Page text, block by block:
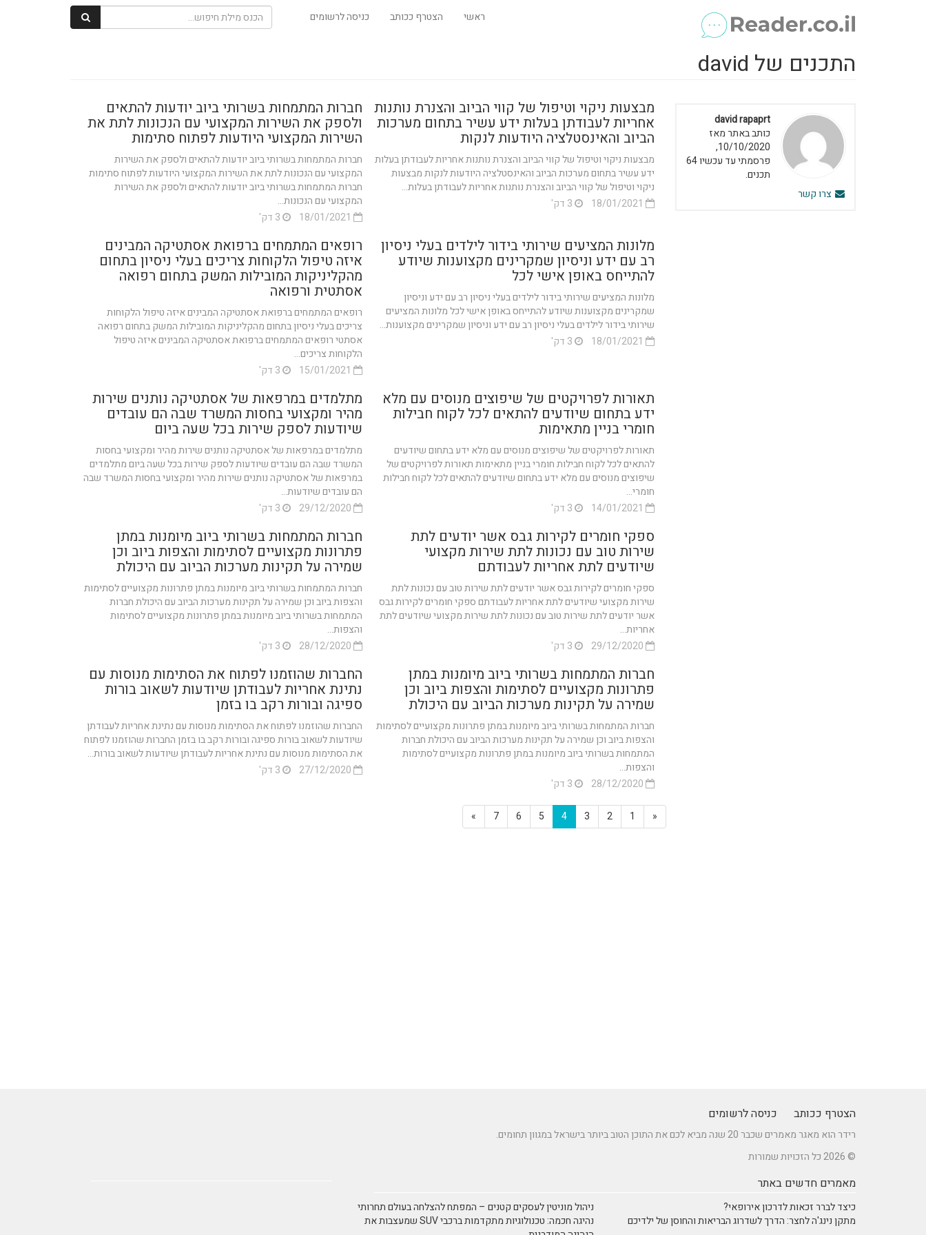
ראשי הצטרף ככותב כניסה לרשומים
התכנים של david
david rapaprt
כותב באתר מאז
10/10/2020,
פרסמתי עד עכשיו 64
תכנים.
צרו קשר
מבצעות ניקוי וטיפול של קווי הביוב והצנרת נותנות
אחריות לעבודתן בעלות ידע עשיר בתחום מערכות
הביוב והאינסטלציה היודעות לנקות
מבצעות ניקוי וטיפול של קווי הביוב והצנרת נותנות אחריות לעבודתן בעלות
ידע עשיר בתחום מערכות הביוב והאינסטלציה היודעות לנקות מבצעות
ניקוי וטיפול של קווי הביוב והצנרת נותנות אחריות לעבודתן בעלות...
חברות המתמחות בשרותי ביוב יודעות להתאים
ולספק את השירות המקצועי עם הנכונות לתת את
השירות המקצועי היודעות לפתוח סתימות
חברות המתמחות בשרותי ביוב יודעות להתאים ולספק את השירות
המקצועי עם הנכונות לתת את השירות המקצועי היודעות לפתוח סתימות
חברות המתמחות בשרותי ביוב יודעות להתאים ולספק את השירות
המקצועי עם הנכונות...
מלונות המציעים שירותי בידור לילדים בעלי ניסיון
רב עם ידע וניסיון שמקרינים מקצוענות שיודע
להתייחס באופן אישי לכל
מלונות המציעים שירותי בידור לילדים בעלי ניסיון רב עם ידע וניסיון
שמקרינים מקצוענות שיודע להתייחס באופן אישי לכל מלונות המציעים
שירותי בידור לילדים בעלי ניסיון רב עם ידע וניסיון שמקרינים מקצוענות...
רופאים המתמחים ברפואת אסתטיקה המבינים
איזה טיפול הלקוחות צריכים בעלי ניסיון בתחום
מהקליניקות המובילות המשק בתחום רפואה
אסתטית ורפואה
רופאים המתמחים ברפואת אסתטיקה המבינים איזה טיפול הלקוחות
צריכים בעלי ניסיון בתחום מהקליניקות המובילות המשק בתחום רפואה
אסתטי רופאים המתמחים ברפואת אסתטיקה המבינים איזה טיפול
הלקוחות צריכים...
תאורות לפרויקטים של שיפוצים מנוסים עם מלא
ידע בתחום שיודעים להתאים לכל לקוח חבילות
חומרי בניין מתאימות
תאורות לפרויקטים של שיפוצים מנוסים עם מלא ידע בתחום שיודעים
להתאים לכל לקוח חבילות חומרי בניין מתאימות תאורות לפרויקטים של
שיפוצים מנוסים עם מלא ידע בתחום שיודעים להתאים לכל לקוח חבילות
חומרי...
מתלמדים במרפאות של אסתטיקה נותנים שירות
מהיר ומקצועי בחסות המשרד שבה הם עובדים
שיודעות לספק שירות בכל שעה ביום
מתלמדים במרפאות של אסתטיקה נותנים שירות מהיר ומקצועי בחסות
המשרד שבה הם עובדים שיודעות לספק שירות בכל שעה ביום מתלמדים
במרפאות של אסתטיקה נותנים שירות מהיר ומקצועי בחסות המשרד שבה
הם עובדים שיודעות...
ספקי חומרים לקירות גבס אשר יודעים לתת
שירות טוב עם נכונות לתת שירות מקצועי
שיודעים לתת אחריות לעבודתם
ספקי חומרים לקירות גבס אשר יודעים לתת שירות טוב עם נכונות לתת
שירות מקצועי שיודעים לתת אחריות לעבודתם ספקי חומרים לקירות גבס
אשר יודעים לתת שירות טוב עם נכונות לתת שירות מקצועי שיודעים לתת
אחריות...
חברות המתמחות בשרותי ביוב מיומנות במתן
פתרונות מקצועיים לסתימות והצפות ביוב וכן
שמירה על תקינות מערכות הביוב עם היכולת
חברות המתמחות בשרותי ביוב מיומנות במתן פתרונות מקצועיים לסתימות
והצפות ביוב וכן שמירה על תקינות מערכות הביוב עם היכולת חברות
המתמחות בשרותי ביוב מיומנות במתן פתרונות מקצועיים לסתימות
והצפות...
חברות המתמחות בשרותי ביוב מיומנות במתן
פתרונות מקצועיים לסתימות והצפות ביוב וכן
שמירה על תקינות מערכות הביוב עם היכולת
חברות המתמחות בשרותי ביוב מיומנות במתן פתרונות מקצועיים לסתימות
והצפות ביוב וכן שמירה על תקינות מערכות הביוב עם היכולת חברות
המתמחות בשרותי ביוב מיומנות במתן פתרונות מקצועיים לסתימות
והצפות...
החברות שהוזמנו לפתוח את הסתימות מנוסות עם
נתינת אחריות לעבודתן שיודעות לשאוב בורות
ספיגה ובורות רקב בו בזמן
החברות שהוזמנו לפתוח את הסתימות מנוסות עם נתינת אחריות לעבודתן
שיודעות לשאוב בורות ספיגה ובורות רקב בו בזמן החברות שהוזמנו לפתוח
את הסתימות מנוסות עם נתינת אחריות לעבודתן שיודעות לשאוב בורות...
«
1
2
3
4
5
6
7
»
הצטרף ככותב כניסה לרשומים
רידר הוא מאגר מאמרים שכבר 20 שנה מביא לכם את התוכן הטוב ביותר בישראל במגוון תחומים.
© 2026 כל הזכויות שמורות
מאמרים חדשים באתר
כיצד לברר זכאות לדרכון אירופאי?
ניהול מוניטין לעסקים קטנים – המפתח להצלחה בעולם תחרותי
מתקן נינג'ה לחצר: הדרך לשדרוג הבריאות והחוסן של ילדיכם
נהיגה חכמה: טכנולוגיות מתקדמות ברכבי SUV שמעצבות את